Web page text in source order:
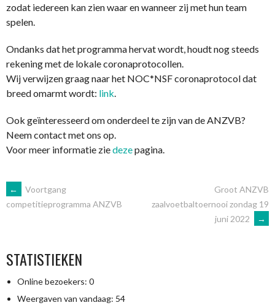
zodat iedereen kan zien waar en wanneer zij met hun team
spelen.
Ondanks dat het programma hervat wordt, houdt nog steeds
rekening met de lokale coronaprotocollen.
Wij verwijzen graag naar het NOC*NSF coronaprotocol dat
breed omarmt wordt: link
Ook geïnteresseerd om onderdeel te zijn van de ANZVB?
Neem contact met ons op.
Voor meer informatie ziedezepagina.
BERICHTNAVIGATIE
←
Voortgang
competitieprogramma ANZVB
Groot ANZVB
zaalvoetbaltoernooi zondag 19
juni 2022
→
STATISTIEKEN
Online bezoekers: 0
Weergaven van vandaag: 54